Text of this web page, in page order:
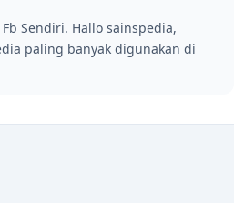
Sendiri. Hallo sainspedia,
paling banyak digunakan di